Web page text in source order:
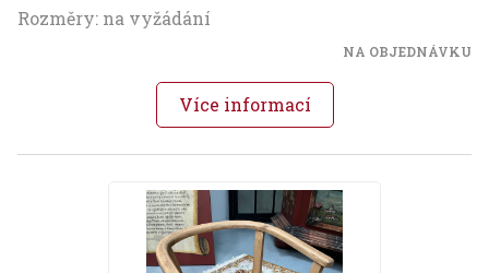
Rozměry: na vyžádání
NA OBJEDNÁVKU
Více informací